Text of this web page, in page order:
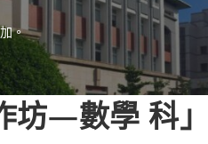
。
坊—數學 科